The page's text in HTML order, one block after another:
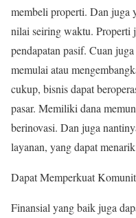
membeli properti. Dan juga
nilai seiring waktu. Properti
pendapatan pasif. Cuan
memulai atau
cukup, bisnis dapat
pasar. Memiliki dana
berinovasi. Dan juga
layanan, yang dapat
Dapat Memperkuat
Finansial yang baik juga